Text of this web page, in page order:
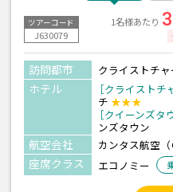
ツアーコード
J630079
1名様あたり
訪問都市 クライストチ
ホテル ［クライストチ
チ ★★★
［クイーンズタ
ンズタウン
航空会社 カンタス航空
座席クラス エコノミー